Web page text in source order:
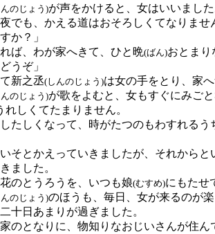
のじょう)が声をかけると、女はいいました
夜でも、かえる道はおそろしくてなりま
か？」
れば、わが家へきて、ひと晩(ばん)おとまり
うぞ」
新之丞(しんのじょう)は女の手をとり、家
のじょう)が歌をよむと、女もすぐにみご
れしくてたまりません。
たしくなって、時がたつのもわすれるう
そとかえっていきましたが、それからと
ました。
のとうろうを、いつも娘(むすめ)にもたせ
のじょう)のほうも、毎日、女が来るのが楽
十日あまりが過ぎました。
のとなりに、物知りなおじいさんが住ん